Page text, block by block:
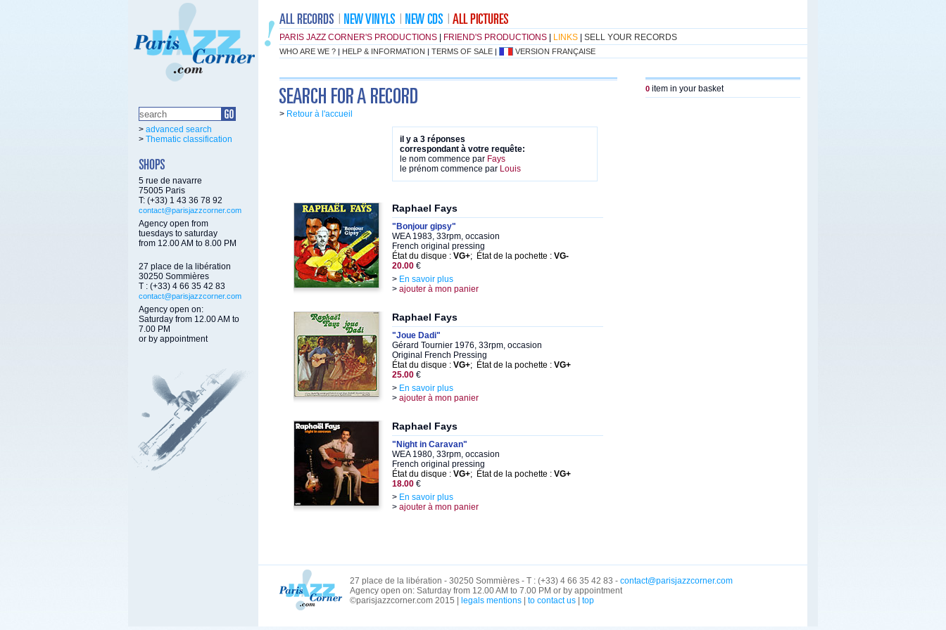
PARIS JAZZ CORNER'S PRODUCTIONS FRIEND'S PRODUCTIONS LINKS SELL YOUR RECORDS
WHO ARE WE ? | HELP & INFORMATION | TERMS OF SALE | VERSION FRANÇAISE
> advanced search
> Thematic classification
5 rue de navarre
75005 Paris
T: (+33) 1 43 36 78 92
contact@parisjazzcorner.com
Agency open from
tuesdays to saturday
from 12.00 AM to 8.00 PM
27 place de la libération
30250 Sommières
T : (+33) 4 66 35 42 83
contact@parisjazzcorner.com
Agency open on:
Saturday from 12.00 AM to
7.00 PM
or by appointment
> Retour à l'accueil
il y a 3 réponses
correspondant à votre requête:
le nom commence par Fays
le prénom commence par Louis
Raphael Fays
"Bonjour gipsy"
WEA 1983, 33rpm, occasion
French original pressing
État du disque : VG+; État de la pochette : VG-
20.00 €
> En savoir plus
> ajouter à mon panier
Raphael Fays
"Joue Dadi"
Gérard Tournier 1976, 33rpm, occasion
Original French Pressing
État du disque : VG+; État de la pochette : VG+
25.00 €
> En savoir plus
> ajouter à mon panier
Raphael Fays
"Night in Caravan"
WEA 1980, 33rpm, occasion
French original pressing
État du disque : VG+; État de la pochette : VG+
18.00 €
> En savoir plus
> ajouter à mon panier
0 item in your basket
27 place de la libération - 30250 Sommières - T : (+33) 4 66 35 42 83 - contact@parisjazzcorner.com
Agency open on: Saturday from 12.00 AM to 7.00 PM or by appointment
©parisjazzcorner.com 2015 |
legals mentions to contact us top